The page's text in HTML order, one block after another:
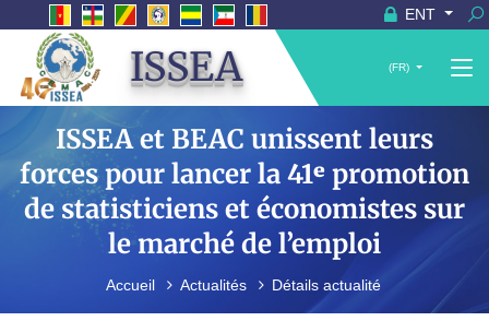
ENT
ISSEA (FR)
ISSEA et BEAC unissent leurs
forces pour lancer la 41ᵉ promotion
de statisticiens et économistes sur
le marché de l’emploi
Accueil Actualités Détails actualité